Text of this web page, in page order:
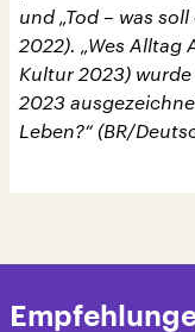
und „Tod – was
2022). „Wes Alltag
Kultur 2023)
2023
Leben?“ (BR/